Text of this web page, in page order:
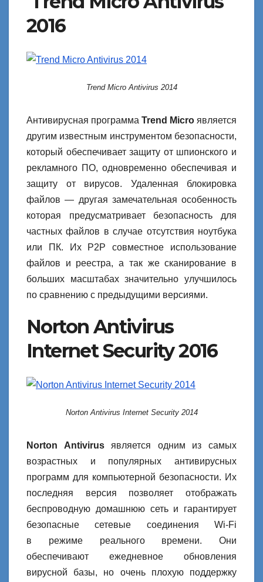
2016
Trend Micro Antivirus 2014
Антивирусная программа Trend Micro является
другим известным инструментом безопасности,
который обеспечивает защиту от шпионского и
рекламного ПО, одновременно обеспечивая и
защиту от вирусов. Удаленная блокировка
файлов — другая замечательная особенность
которая предусматривает безопасность для
частных файлов в случае отсутствия ноутбука
или ПК. Их P2P совместное использование
файлов и реестра, а так же сканирование в
больших масштабах значительно улучшилось
по сравнению с предыдущими версиями.
Norton Antivirus
Internet Security 2016
Norton Antivirus Internet Security 2014
Norton Antivirusявляется одним из самых
возрастных и популярных антивирусных
программ для компьютерной безопасности. Их
последняя версия позволяет отображать
беспроводную домашнюю сеть и гарантирует
безопасные сетевые соединения Wi-Fi
в режиме реального времени. Они
обеспечивают ежедневное обновления
вирусной базы, но очень плохую поддержку